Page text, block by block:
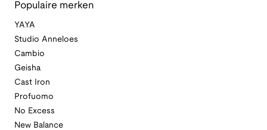
Populaire merken
YAYA
Studio Anneloes
Cambio
Geisha
Cast Iron
Profuomo
No Excess
New Balance